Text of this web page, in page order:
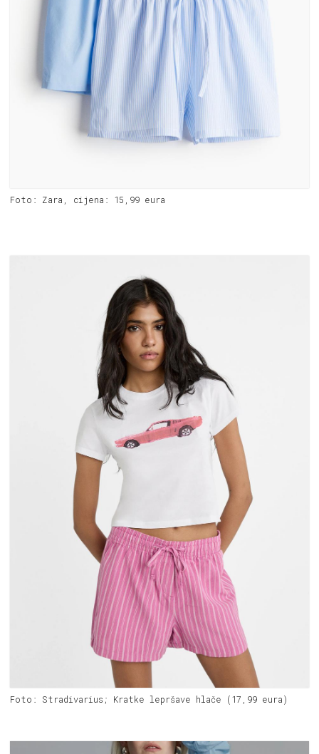
Foto: Zara, cijena: 15,99 eura
Foto: Stradivarius; Kratke lepršave hlače (17,99 eura)